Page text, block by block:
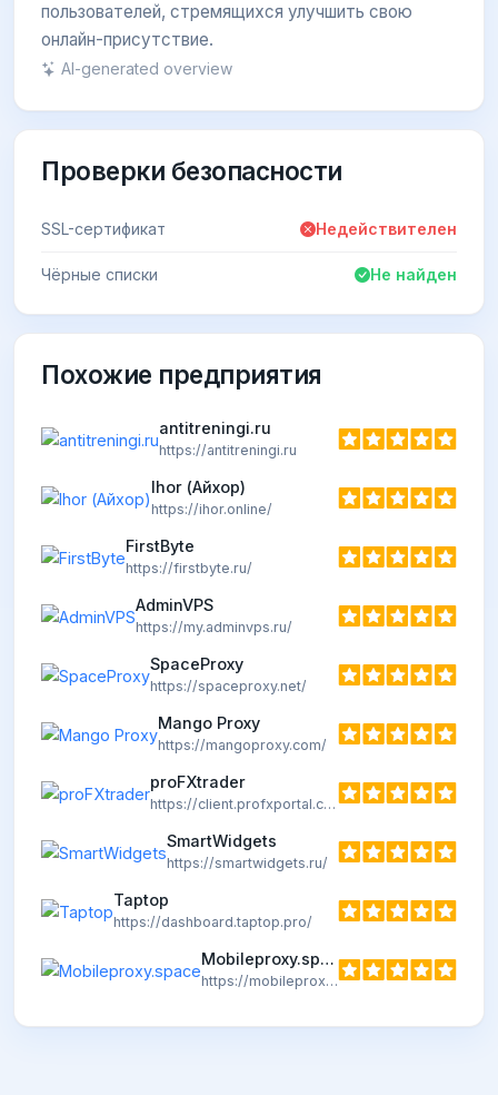
пользователей, стремящихся улучшить свою
онлайн-присутствие.
AI-generated overview
Проверки безопасности
SSL-сертификат Недействителен
Чёрные списки Не найден
Похожие предприятия
antitreningi.ru
https://antitreningi.ru
Ihor (Айхор)
https://ihor.online/
FirstByte
https://firstbyte.ru/
AdminVPS
https://my.adminvps.ru/
SpaceProxy
https://spaceproxy.net/
Mango Proxy
https://mangoproxy.com/
proFXtrader
https://client.profxportal.com/
SmartWidgets
https://smartwidgets.ru/
Taptop
https://dashboard.taptop.pro/
Mobileproxy.space
https://mobileproxy.space/